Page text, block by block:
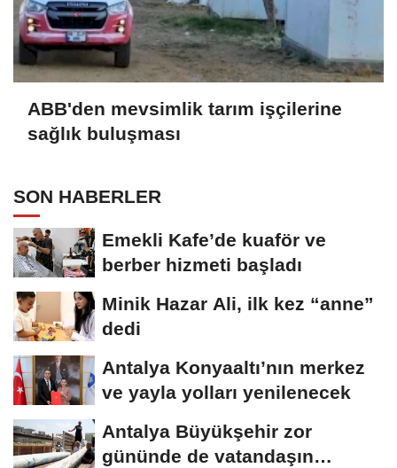
ABB'den mevsimlik tarım işçilerine
sağlık buluşması
SON HABERLER
Emekli Kafe’de kuaför ve
berber hizmeti başladı
Minik Hazar Ali, ilk kez “anne”
dedi
Antalya Konyaaltı’nın merkez
ve yayla yolları yenilenecek
Antalya Büyükşehir zor
gününde de vatandaşın